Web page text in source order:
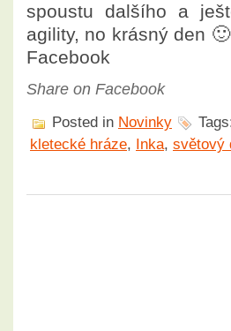
spoustu dalšího a
agility, no krásný den
Facebook
Share on Facebook
Posted in Novinky
kletecké hráze, Inka, světový